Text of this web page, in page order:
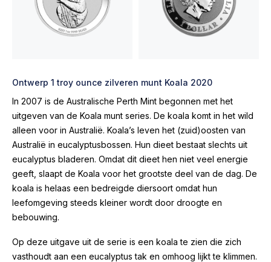
Ontwerp 1 troy ounce zilveren munt Koala 2020
In 2007 is de Australische Perth Mint begonnen met het
uitgeven van de Koala munt series. De koala komt in het wild
alleen voor in Australië. Koala’s leven het (zuid)oosten van
Australië in eucalyptusbossen. Hun dieet bestaat slechts uit
eucalyptus bladeren. Omdat dit dieet hen niet veel energie
geeft, slaapt de Koala voor het grootste deel van de dag. De
koala is helaas een bedreigde diersoort omdat hun
leefomgeving steeds kleiner wordt door droogte en
bebouwing.
Op deze uitgave uit de serie is een koala te zien die zich
vasthoudt aan een eucalyptus tak en omhoog lijkt te klimmen.